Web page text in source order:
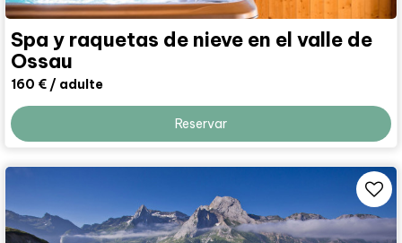
Spa y raquetas de nieve en el valle de
Ossau
160 € / adulte
Reservar